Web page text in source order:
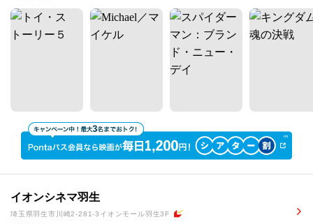
イオンシネマ羽生
埼玉県羽生市川崎2-281-3イオンモール羽生3F